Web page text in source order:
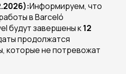
Информируем, что
в Barceló
будут завершены к12
продолжатся
которые не потревожат